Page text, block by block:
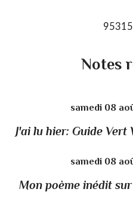
Notes
samedi 08
J'ai lu hier: Guide Vert
samedi 08
Mon poème inédit